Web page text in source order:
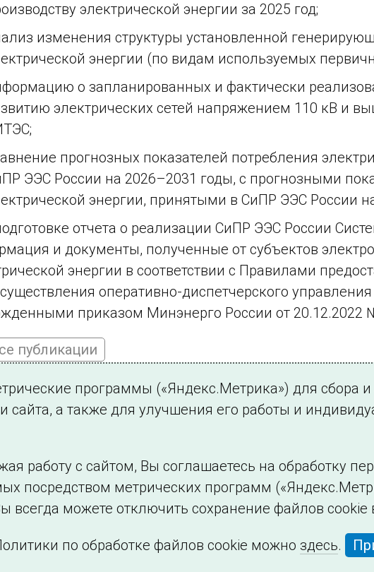
электрической энергии за 2025 год;
изменения структуры установленной
энергии (по видам используемых
о запланированных и фактически
электрических сетей напряжением 110 кВ и
прогнозных показателей потребления
ЭЭС России на 2026–2031 годы, с прогнозными
энергии, принятыми в СиПР ЭЭС России
отчета о реализации СиПР ЭЭС России
и документы, полученные от субъектов
энергии в соответствии с Правилами
оперативно-диспетчерского управления
приказом Минэнерго России от 20.12.2022
публикации
на новости
Филиалы и представительства Использование
программы («Яндекс.Метрика») для сбора
сайта, а также для улучшения его работы и
работу с сайтом, Вы соглашаетесь на обработку
посредством метрических программ
всегда можете отключить сохранение файлов cookie
по обработке файлов cookie можно здесь.